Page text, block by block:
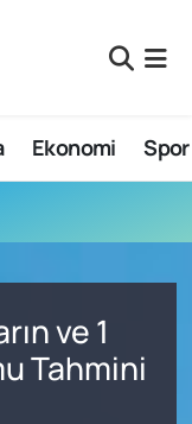
Ekonomi Spor
ve 1
Tahmini